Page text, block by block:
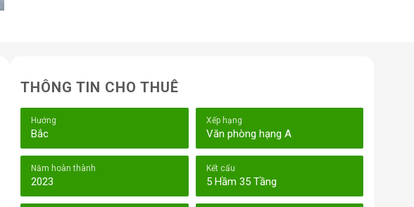
THÔNG TIN CHO THUÊ
Hướng
Bắc
Xếp hạng
Văn phòng hạng A
Năm hoàn thành
2023
Kết cấu
5 Hầm 35 Tầng